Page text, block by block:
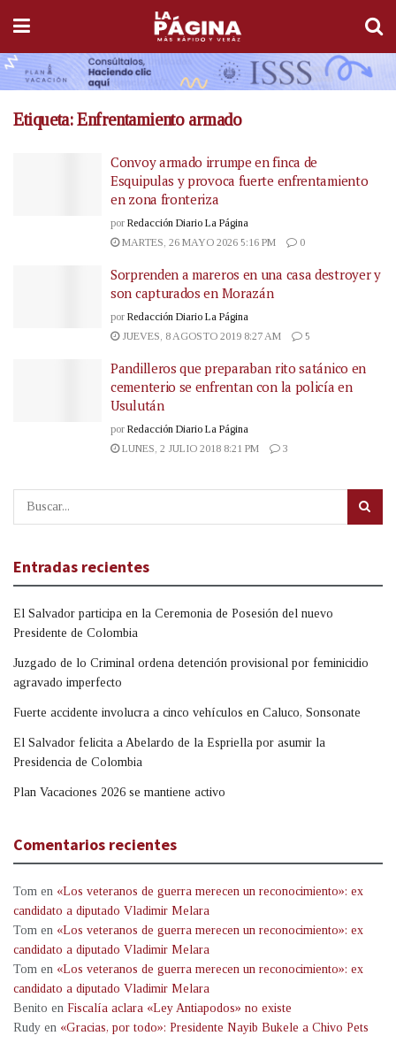
Etiqueta:Enfrentamiento armado
Convoy armado irrumpe en finca de
Esquipulas y provoca fuerte enfrentamiento
en zona fronteriza
por Redacción Diario La Página
MARTES, 26 MAYO 2026 5:16 PM
0
Sorprenden a mareros en una casa destroyer y
son capturados en Morazán
por Redacción Diario La Página
JUEVES, 8 AGOSTO 2019 8:27 AM
5
Pandilleros que preparaban rito satánico en
cementerio se enfrentan con la policía en
Usulután
por Redacción Diario La Página
LUNES, 2 JULIO 2018 8:21 PM
3
Entradas recientes
El Salvador participa en la Ceremonia de Posesión del nuevo
Presidente de Colombia
Juzgado de lo Criminal ordena detención provisional por feminicidio
agravado imperfecto
Fuerte accidente involucra a cinco vehículos en Caluco, Sonsonate
El Salvador felicita a Abelardo de la Espriella por asumir la
Presidencia de Colombia
Plan Vacaciones 2026 se mantiene activo
Comentarios recientes
Tom en «Los veteranos de guerra merecen un reconocimiento»: ex
candidato a diputado Vladimir Melara
Tom en «Los veteranos de guerra merecen un reconocimiento»: ex
candidato a diputado Vladimir Melara
Tom en «Los veteranos de guerra merecen un reconocimiento»: ex
candidato a diputado Vladimir Melara
Benito en Fiscalía aclara «Ley Antiapodos» no existe
Rudy en «Gracias, por todo»: Presidente Nayib Bukele a Chivo Pets